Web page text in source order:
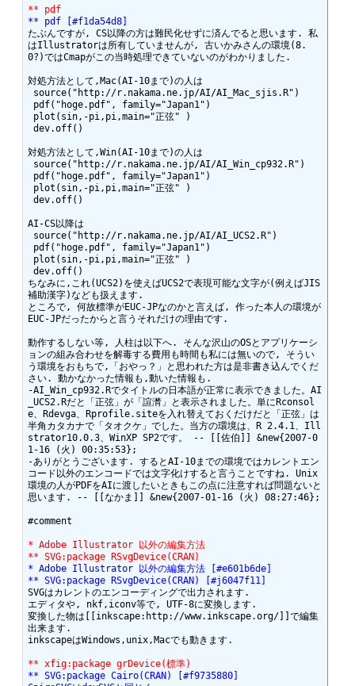
** pdf
** pdf [#f1da54d8]
たぶんですが, CS以降の方は難民化せずに済んでると思います. 私
はIllustratorは所有していませんが, 古いかみさんの環境(8.
0?)ではCmapがこの当時処理できていないのがわかりました.
対処方法として,Mac(AI-10まで)の人は
対処方法として,Win(AI-10まで)の人は
AI-CS以降は
ちなみに,これ(UCS2)を使えばUCS2で表現可能な文字が(例えばJIS
補助漢字)なども扱えます.
ところで, 何故標準がEUC-JPなのかと言えば, 作った本人の環境が
EUC-JPだったからと言うそれだけの理由です.
動作するしない等, 人柱は以下へ. そんな沢山のOSとアプリケーシ
ョンの組み合わせを解毒する費用も時間も私には無いので, そうい
う環境をおもちで,「おやっ？」と思われた方は是非書き込んでくだ
さい. 動かなかった情報も,動いた情報も.
-AI_Win_cp932.Rでタイトルの日本語が正常に表示できました。AI
_UCS2.Rだと「正弦」が「諠潸」と表示されました。単にRconsol
e、Rdevga、Rprofile.siteを入れ替えておくだけだと「正弦」は
半角カタカナで「タオクケ」でした。当方の環境は、R 2.4.1、Ill
strator10.0.3、WinXP SP2です。 -- [[佐伯]] &new{2007-0
1-16 (火) 00:35:53};
-ありがとうございます. するとAI-10までの環境ではカレントエン
コード以外のエンコードでは文字化けすると言うことですね. Unix
環境の人がPDFをAIに渡したいときもこの点に注意すれば問題ないと
思います. -- [[なかま]] &new{2007-01-16 (火) 08:27:46};
#comment
* Adobe Illustrator 以外の編集方法
** SVG:package RSvgDevice(CRAN)
* Adobe Illustrator 以外の編集方法 [#e601b6de]
** SVG:package RSvgDevice(CRAN) [#j6047f11]
SVGはカレントのエンコーディングで出力されます.
エディタや, nkf,iconv等で, UTF-8に変換します.
変換した物は[[inkscape:http://www.inkscape.org/]]で編集
出来ます.
inkscapeはWindows,unix,Macでも動きます.
** xfig:package grDevice(標準)
** SVG:package Cairo(CRAN) [#f9735880]